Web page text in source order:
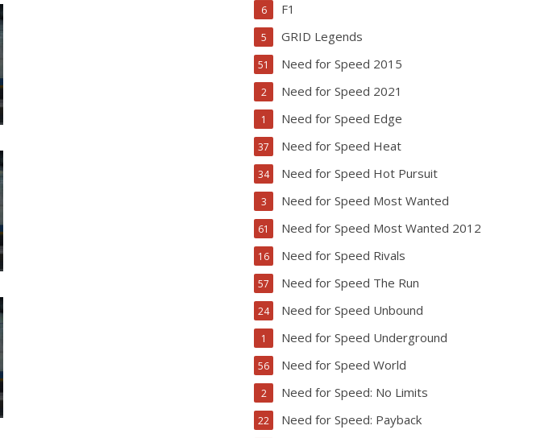
F1
6
GRID Legends
5
Need for Speed 2015
51
Need for Speed 2021
2
Need for Speed Edge
1
Need for Speed Heat
37
Need for Speed Hot Pursuit
34
Need for Speed Most Wanted
3
Need for Speed Most Wanted 2012
61
Need for Speed Rivals
16
Need for Speed The Run
57
Need for Speed Unbound
24
Need for Speed Underground
1
Need for Speed World
56
Need for Speed: No Limits
2
Need for Speed: Payback
22